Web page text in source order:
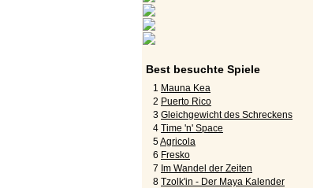
Best besuchte Spiele
1 Mauna Kea
2 Puerto Rico
3 Gleichgewicht des Schreckens
4 Time 'n' Space
5Agricola
6 Fresko
7 Im Wandel der Zeiten
8 Tzolk'in - Der Maya Kalender